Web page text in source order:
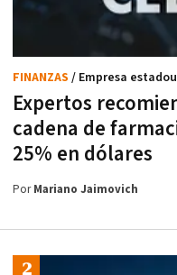
Expertos
cadena de
25% en dólares
FINANZAS / Empresa
PorMariano Jaimovich